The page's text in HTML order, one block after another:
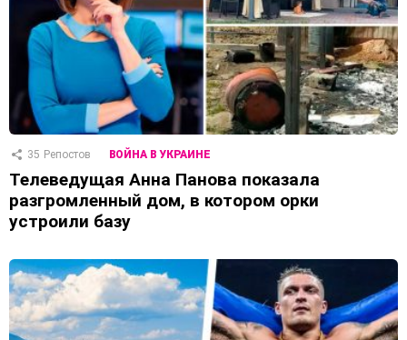
35 Репостов ВОЙНА В УКРАИНЕ
Телеведущая Анна Панова показала
разгромленный дом, в котором орки
устроили базу